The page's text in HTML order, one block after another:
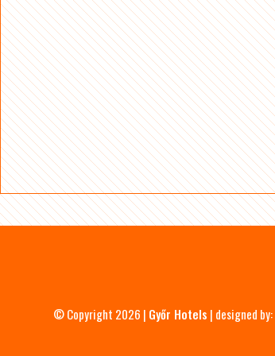
© Copyright 2026 | Győr Hotels | designed by: